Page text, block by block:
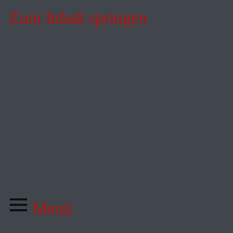
Zum Inhalt springen
Menü